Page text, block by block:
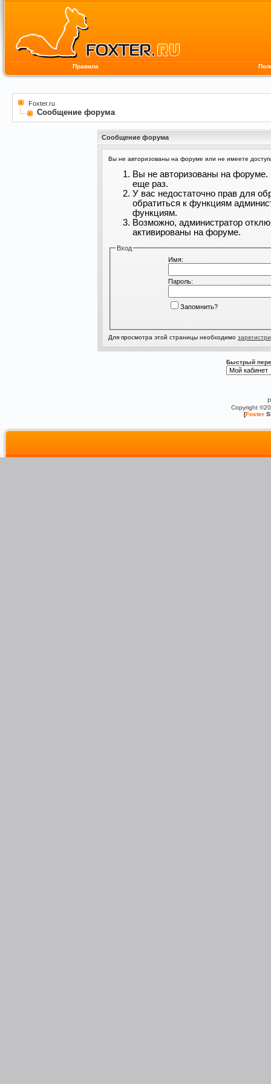
Правила
Foxter.ru
Сообщение форума
Сообщение форума
Вы не авторизованы на форуме или не имеете
Вы не авторизованы на форуме.
еще раз.
У вас недостаточно прав для
обратиться к функциям
функциям.
Возможно, администратор
активированы на форуме.
Вход
Имя:
Пароль:
Запомнить?
Для просмотра этой страницы необходимо
Быстрый
Copyright
[Foxter